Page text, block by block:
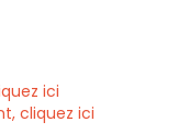
ici
cliquez ici